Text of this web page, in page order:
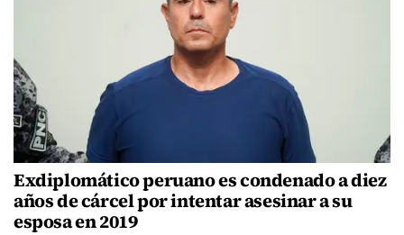
Exdiplomático peruano es condenado a diez
años de cárcel por intentar asesinar a su
esposa en 2019